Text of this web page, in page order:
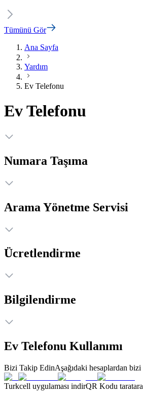
Tümünü Gör
Ana Sayfa
Yardım
Ev Telefonu
Ev Telefonu
Numara Taşıma
Arama Yönetme Servisi
Ücretlendirme
Bilgilendirme
Ev Telefonu Kullanımı
Bizi Takip EdinAşağıdaki hesaplardan
Turkcell uygulaması indirQR Kodu